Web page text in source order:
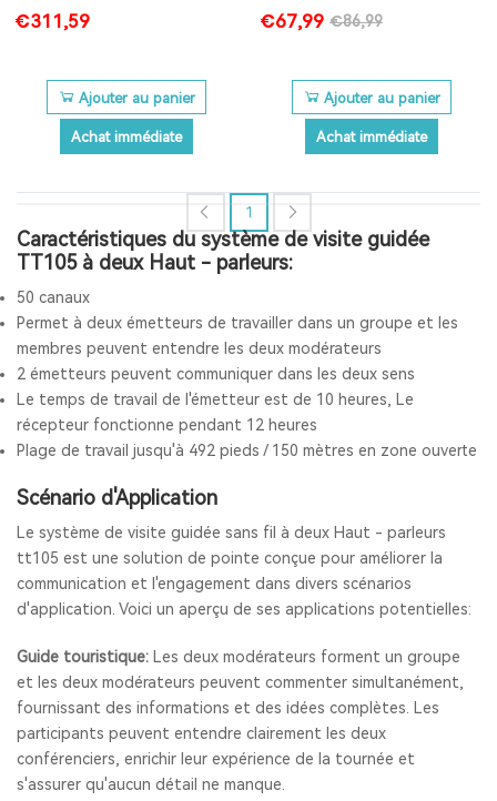
de Guide Touristique TT105
€311,59
Ajouter au panier
Achat immédiate
€67,99 €86,99
Ajouter au panier
Achat immédiate
1
Caractéristiques du système de visite guidée
TT105 à deux Haut - parleurs:
50 canaux
Permet à deux émetteurs de travailler dans un groupe et les
membres peuvent entendre les deux modérateurs
2 émetteurs peuvent communiquer dans les deux sens
Le temps de travail de l'émetteur est de 10 heures, Le
récepteur fonctionne pendant 12 heures
Plage de travail jusqu'à 492 pieds / 150 mètres en zone ouverte
Scénario d'Application
Le système de visite guidée sans fil à deux Haut - parleurs
tt105 est une solution de pointe conçue pour améliorer la
communication et l'engagement dans divers scénarios
d'application. Voici un aperçu de ses applications potentielles:
Guide touristique: Les deux modérateurs forment un groupe
et les deux modérateurs peuvent commenter simultanément,
fournissant des informations et des idées complètes. Les
participants peuvent entendre clairement les deux
conférenciers, enrichir leur expérience de la tournée et
s'assurer qu'aucun détail ne manque.